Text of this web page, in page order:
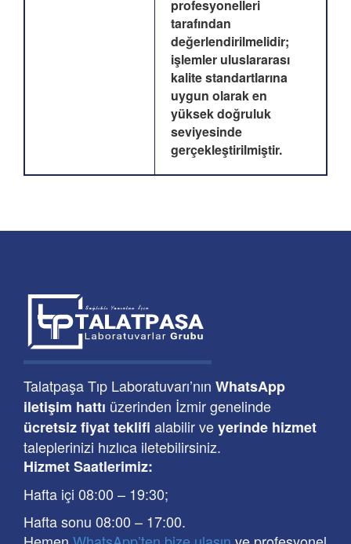
profesyonelleri
tarafından
değerlendirilmelidir;
işlemler uluslararası
kalite standartlarına
uygun olarak en
yüksek doğruluk
seviyesinde
gerçekleştirilmiştir.
Talatpaşa Tıp Laboratuvarı’nın WhatsApp
iletişim hattı üzerinden İzmir genelinde
ücretsiz fiyat teklifi alabilir veyerinde hizmet
taleplerinizi hızlıca iletebilirsiniz.
Hizmet Saatlerimiz:
Hafta içi 08:00 – 19:30;
Hafta sonu 08:00 – 17:00.